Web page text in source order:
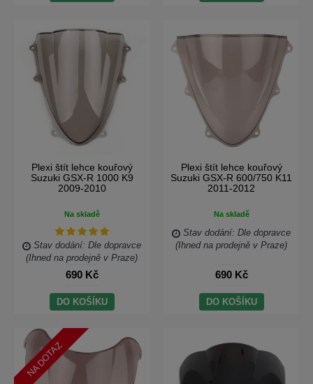
Plexi štít lehce kouřový
Suzuki GSX-R 1000 K9
2009-2010
Na skladě
Stav dodání: Dle dopravce
(Ihned na prodejně v Praze)
690 Kč
DO KOŠÍKU
Plexi štít lehce kouřový
Suzuki GSX-R 600/750 K11
2011-2012
Na skladě
Stav dodání: Dle dopravce
(Ihned na prodejně v Praze)
690 Kč
DO KOŠÍKU
NA DOTAZ